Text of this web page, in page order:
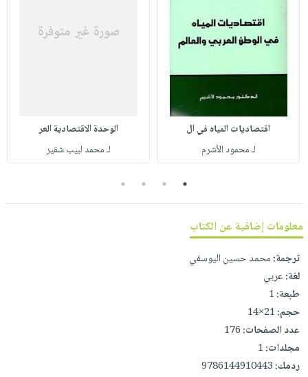
حلي
بالذات
صابون
أطفال
مناسبات
عن
الشركة
الشركة
فيديوهات
أسئلة
انشر
كتابك
تواصل
معنا
حسابك
الأمنيات
التسوق
نشرة
اقتصاديات المياه في ال
لـ محمود الأشرم
الوحدة الاقتصادية العر
لـ محمد لبيب شقير
1
2
3
4
معلومات إضافية عن الكتاب
ترجمة:محمد حسين اليوسفي
لغة:عربي
طبعة:1
حجم:21×14
عدد الصفحات:176
مجلدات:1
ردمك:9786144910443